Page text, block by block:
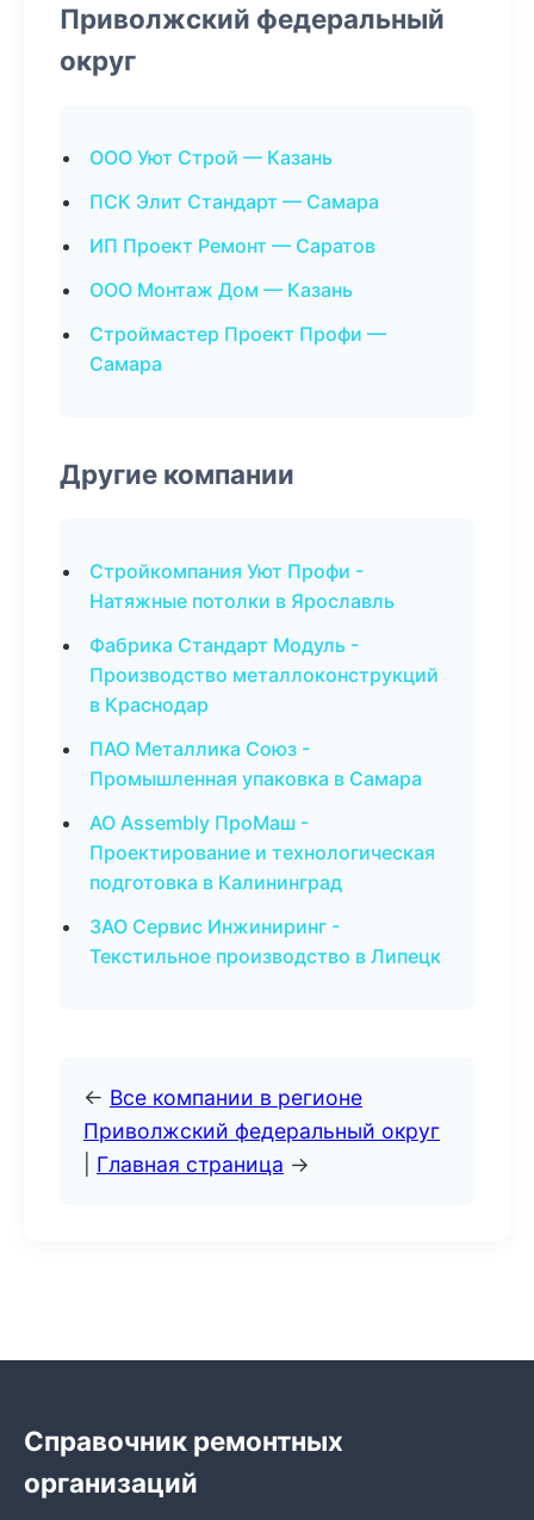
Приволжский федеральный
округ
ООО Уют Строй — Казань
ПСК Элит Стандарт — Самара
ИП Проект Ремонт — Саратов
ООО Монтаж Дом — Казань
Строймастер Проект Профи —
Самара
Другие компании
Стройкомпания Уют Профи -
Натяжные потолки в Ярославль
Фабрика Стандарт Модуль -
Производство металлоконструкций
в Краснодар
ПАО Металлика Союз -
Промышленная упаковка в Самара
АО Assembly ПроМаш -
Проектирование и технологическая
подготовка в Калининград
ЗАО Сервис Инжиниринг -
Текстильное производство в Липецк
← Все компании в регионе
Приволжский федеральный округ
Главная страница →
Справочник ремонтных
организаций